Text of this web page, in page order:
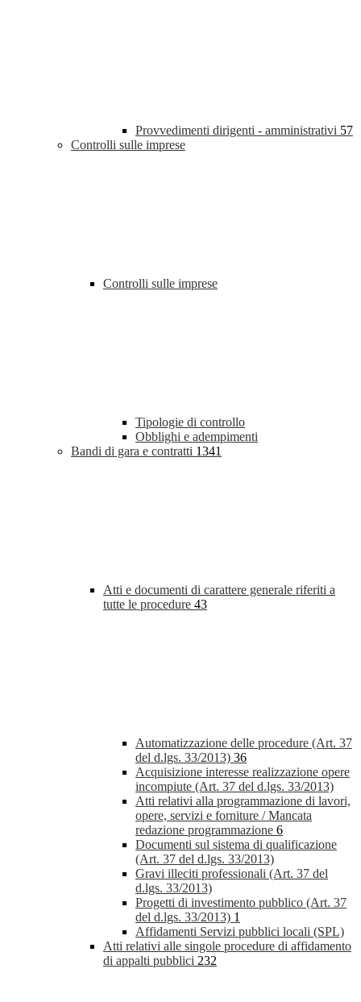
Provvedimenti dirigenti - amministrativi 57
Controlli sulle imprese
Controlli sulle imprese
Tipologie di controllo
Obblighi e adempimenti
Bandi di gara e contratti 1341
Atti e documenti di carattere generale riferiti a
tutte le procedure 43
Automatizzazione delle procedure (Art. 37
del d.lgs. 33/2013) 36
Acquisizione interesse realizzazione opere
incompiute (Art. 37 del d.lgs. 33/2013)
Atti relativi alla programmazione di lavori,
opere, servizi e forniture / Mancata
redazione programmazione 6
Documenti sul sistema di qualificazione
(Art. 37 del d.lgs. 33/2013)
Gravi illeciti professionali (Art. 37 del
d.lgs. 33/2013)
Progetti di investimento pubblico (Art. 37
del d.lgs. 33/2013) 1
Affidamenti Servizi pubblici locali (SPL)
Atti relativi alle singole procedure di affidamento
di appalti pubblici 232